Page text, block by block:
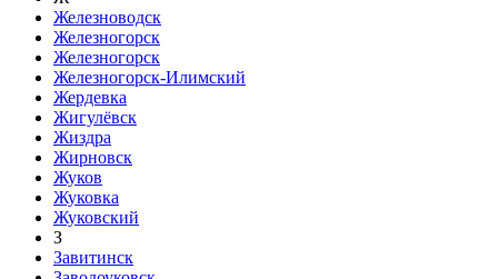
Железноводск
Железногорск
Железногорск
Железногорск-Илимский
Жердевка
Жигулёвск
Жиздра
Жирновск
Жуков
Жуковка
Жуковский
З
Завитинск